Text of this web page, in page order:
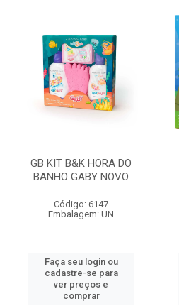
GB KIT B&K HORA DO
BANHO GABY NOVO
Código: 6147
Embalagem: UN
Faça seu login ou
cadastre-se para
ver preços e
comprar